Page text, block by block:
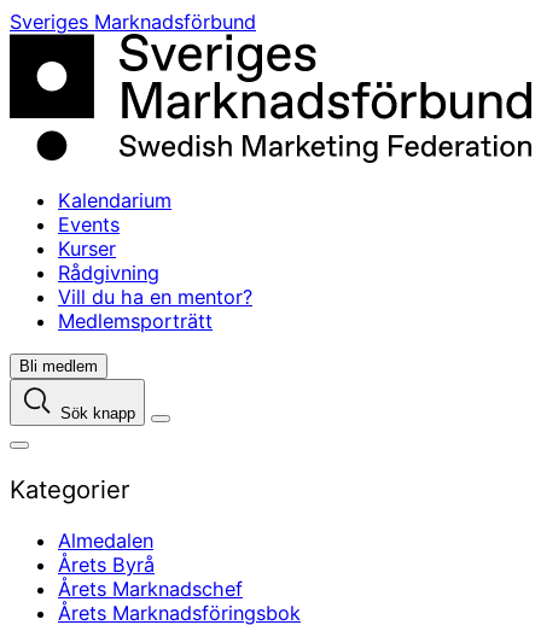
Skip
content
Sveriges Marknadsförbund
Kalendarium
Events
Kurser
Rådgivning
Vill du ha en mentor?
Medlemsporträtt
Bli medlem
Sök knapp
Kategorier
Almedalen
Årets Byrå
Årets Marknadschef
Årets Marknadsföringsbok